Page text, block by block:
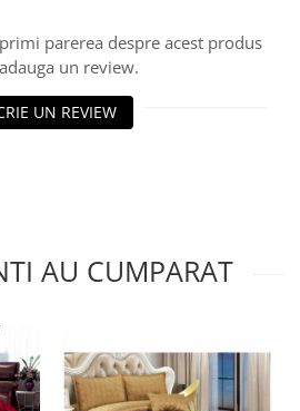
parerea despre acest produs
un review.
UN REVIEW
AU CUMPARAT